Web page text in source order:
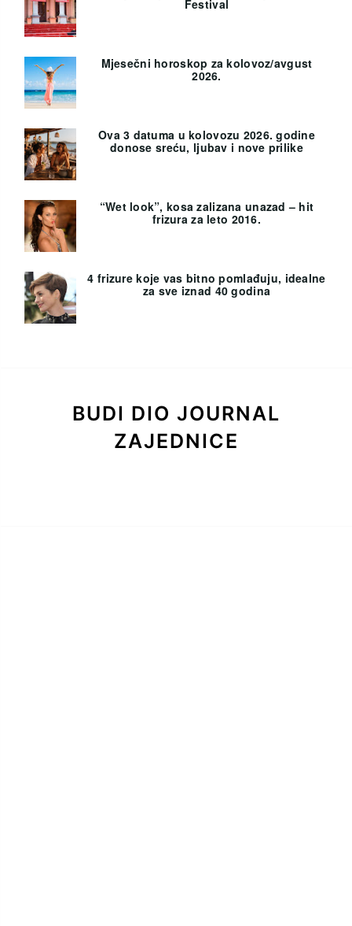
Festival
Mjesečni horoskop za kolovoz/avgust
2026.
Ova 3 datuma u kolovozu 2026. godine
donose sreću, ljubav i nove prilike
“Wet look”, kosa zalizana unazad – hit
frizura za leto 2016.
4 frizure koje vas bitno pomlađuju, idealne
za sve iznad 40 godina
BUDI DIO JOURNAL
ZAJEDNICE